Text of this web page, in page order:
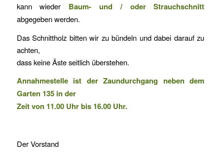
kann wieder Baum- und / oder Strauchschnitt
abgegeben werden.
Das Schnittholz bitten wir zu bündeln und dabei darauf zu
achten,
dass keine Äste seitlich überstehen.
Annahmestelle ist der Zaundurchgang neben dem
Garten 135 in der
Zeit von 11.00 Uhr bis 16.00 Uhr.
Der Vorstand